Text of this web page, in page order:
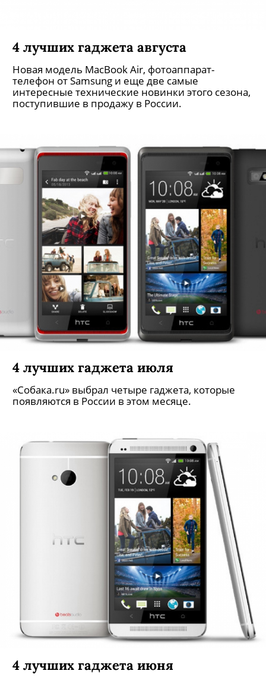
4 лучших гаджета августа
Новая модель MacBook Air, фотоаппарат-
телефон от Samsung и еще две самые
интересные технические новинки этого сезона,
поступившие в продажу в России.
4 лучших гаджета июля
«Собака.ru» выбрал четыре гаджета, которые
появляются в России в этом месяце.
4 лучших гаджета июня